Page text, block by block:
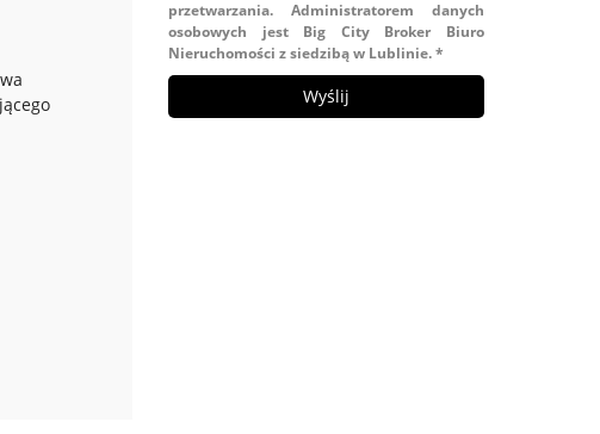
przetwarzania. Administratorem danych
osobowych jest Big City Broker Biuro
Nieruchomości z siedzibą w Lublinie. *